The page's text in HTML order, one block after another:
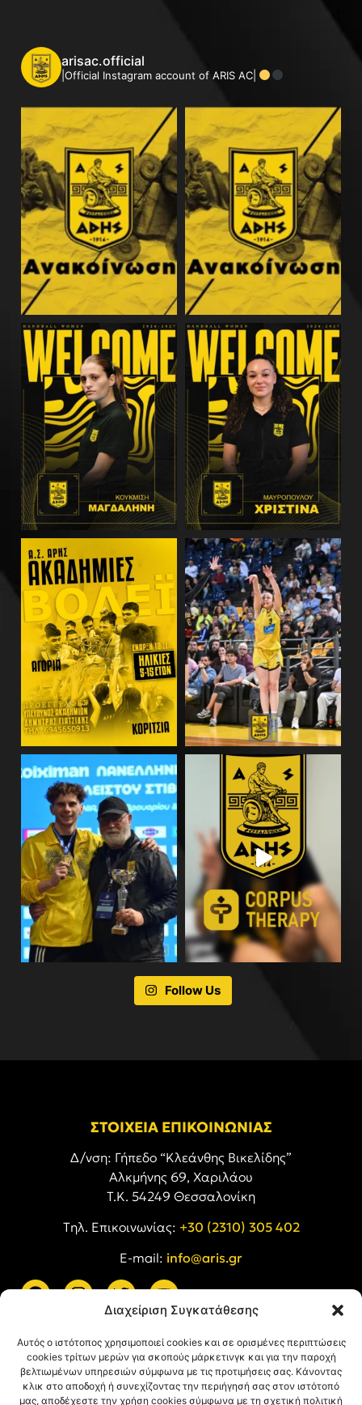
Διαχείριση Συγκατάθεσης
Αυτός ο ιστότοπος χρησιμοποιεί cookies και σε ορισμένες περιπτώσεις
cookies τρίτων μερών για σκοπούς μάρκετινγκ και για την παροχή
βελτιωμένων υπηρεσιών σύμφωνα με τις προτιμήσεις σας. Κάνοντας
κλικ στο αποδοχή ή συνεχίζοντας την περιήγησή σας στον ιστότοπό
μας, αποδέχεστε την χρήση cookies σύμφωνα με τη σχετική πολιτική
arisac.official
|Official Instagram account of ARIS AC|
Follow Us
ΣΤΟΙΧΕΙΑ ΕΠΙΚΟΙΝΩΝΙΑΣ
Δ/νση: Γήπεδο “Κλεάνθης Βικελίδης”
Αλκμήνης 69, Χαριλάου
Τ.Κ. 54249 Θεσσαλονίκη
Tηλ. Επικοινωνίας: +30 (2310) 305 402
E-mail: info@aris.gr